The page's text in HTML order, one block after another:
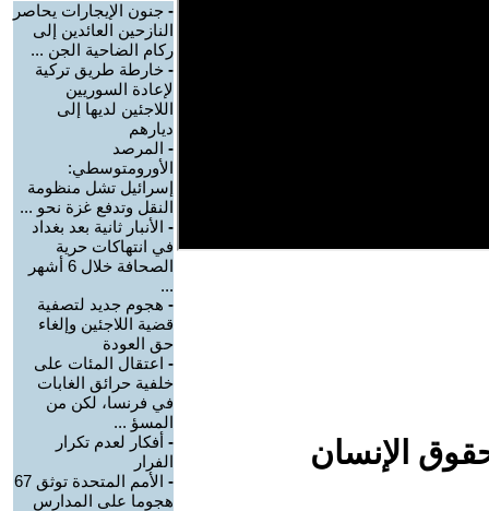
الإنسان
- جنون الإيجارات يحاصر
النازحين العائدين إلى
ركام الضاحية الجن ...
- خارطة طريق تركية
لإعادة السوريين
اللاجئين لديها إلى
ديارهم
- المرصد
الأورومتوسطي:
إسرائيل تشل منظومة
النقل وتدفع غزة نحو ...
- الأنبار ثانية بعد بغداد
في انتهاكات حرية
الصحافة خلال 6 أشهر
...
- هجوم جديد لتصفية
قضية اللاجئين وإلغاء
حق العودة
- اعتقال المئات على
خلفية حرائق الغابات
في فرنسا، لكن من
المسؤ ...
- أفكار لعدم تكرار
الفرار
-
الأمم المتحدة توثق 67
هجوما على المدارس